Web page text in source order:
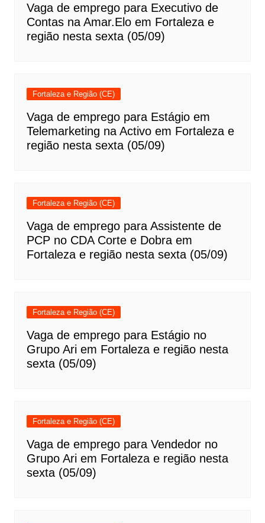
Vaga de emprego para Executivo de
Contas na Amar.Elo em Fortaleza e
região nesta sexta (05/09)
Fortaleza e Região (CE)
Vaga de emprego para Estágio em
Telemarketing na Activo em Fortaleza e
região nesta sexta (05/09)
Fortaleza e Região (CE)
Vaga de emprego para Assistente de
PCP no CDA Corte e Dobra em
Fortaleza e região nesta sexta (05/09)
Fortaleza e Região (CE)
Vaga de emprego para Estágio no
Grupo Ari em Fortaleza e região nesta
sexta (05/09)
Fortaleza e Região (CE)
Vaga de emprego para Vendedor no
Grupo Ari em Fortaleza e região nesta
sexta (05/09)